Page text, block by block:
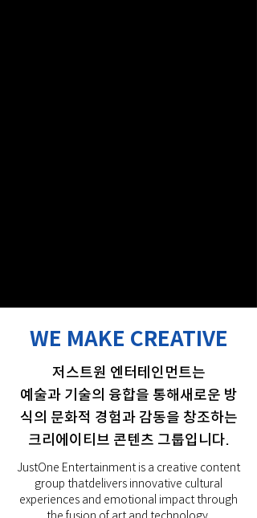
WE MAKE CREATIVE
저스트원 엔터테인먼트는
예술과 기술의 융합을 통해새로운 방
식의 문화적 경험과 감동을 창조하는
크리에이티브 콘텐츠 그룹입니다.
JustOne Entertainment is a creative content
group thatdelivers innovative cultural
experiences and emotional impact through